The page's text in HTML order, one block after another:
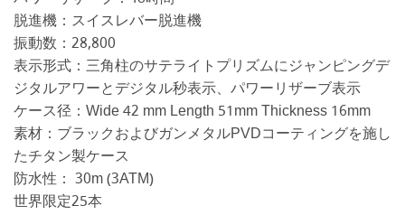
脱進機：スイスレバー脱進機
振動数：28,800
表示形式：三角柱のサテライトプリズムにジャンピングデ
ジタルアワーとデジタル秒表示、パワーリザーブ表示
ケース径：Wide 42 mm Length 51mm Thickness 16mm
素材：ブラックおよびガンメタルPVDコーティングを施し
たチタン製ケース
防水性： 30m (3ATM)
世界限定25本